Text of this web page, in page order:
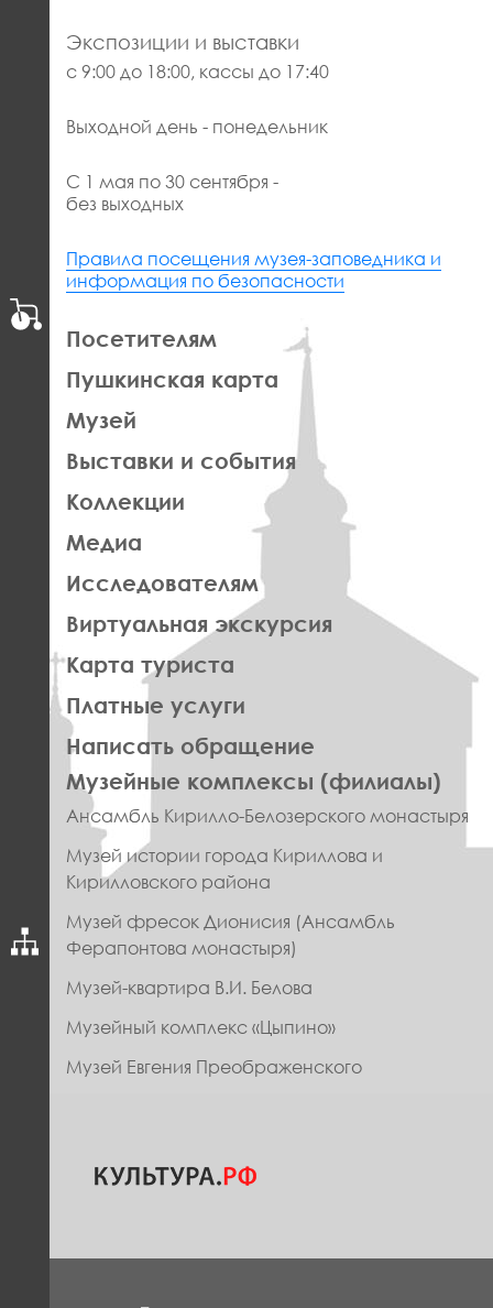
Экспозиции и выставки
с 9:00 до 18:00, кассы до 17:40
Выходной день - понедельник
С 1 мая по 30 сентября -
без выходных
Правила посещения музея-заповедника и
информация по безопасности
ЛЕВАЯ
ЧАСТЬ
ФУТЕР
Посетителям
Пушкинская карта
Музей
Выставки и события
Коллекции
Медиа
Исследователям
Виртуальная экскурсия
Карта туриста
Платные услуги
Написать обращение
ПРАВОЕ
МЕНЮ
ФУТЕР
Музейные комплексы (филиалы)
Ансамбль Кирилло-Белозерского монастыря
Музей истории города Кириллова и
Кирилловского района
Музей фресок Дионисия (Ансамбль
Ферапонтова монастыря)
Музей-квартира В.И. Белова
Музейный комплекс «Цыпино»
Музей Евгения Преображенского